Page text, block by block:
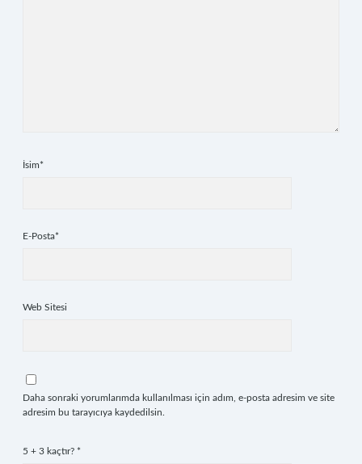
İsim*
E-Posta*
Web Sitesi
Daha sonraki yorumlarımda kullanılması için adım, e-posta adresim ve site
adresim bu tarayıcıya kaydedilsin.
5 + 3 kaçtır? *